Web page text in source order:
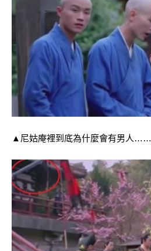
▲尼姑庵裡到底為什麼會有男人……